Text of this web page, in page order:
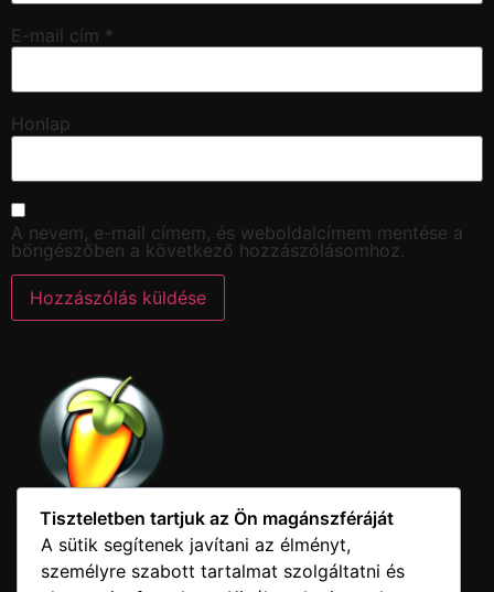
E-mail cím *
Honlap
A nevem, e-mail címem, és weboldalcímem mentése a
böngészőben a következő hozzászólásomhoz.
Tiszteletben tartjuk az Ön magánszféráját
A sütik segítenek javítani az élményt,
személyre szabott tartalmat szolgáltatni és